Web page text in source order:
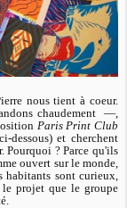
nous tient à coeur.
chaudement —,
Paris Print Club
et cherchent
Pourquoi ? Parce qu'ils
ouvert sur le monde,
habitants sont curieux,
le projet que le groupe